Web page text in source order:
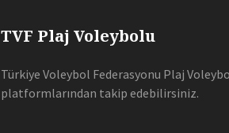
TVF Plaj Voleybolu
Türkiye Voleybol Federasyonu Plaj
platformlarından takip edebilirsiniz.